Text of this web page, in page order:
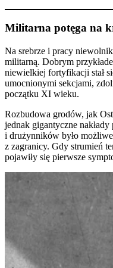
Militarna potęga na
Na srebrze i pracy
militarną. Dobrym
niewielkiej fortyfikacji stał
umocnionymi sekcjami,
początku XI wieku.
Rozbudowa grodów, jak
jednak gigantyczne
i drużynników było możliwe
z zagranicy. Gdy strumień
pojawiły się pierwsze